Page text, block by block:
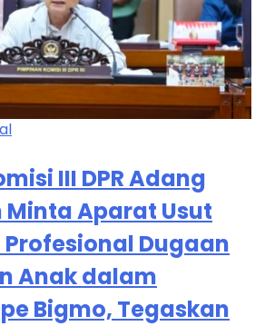
III DPR Adang
Aparat Usut
Dugaan
Anak dalam
Bigmo, Tegaskan